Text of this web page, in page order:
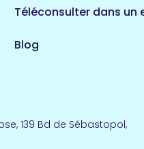
Téléconsulter dans un
Blog
139 Bd de Sébastopol,